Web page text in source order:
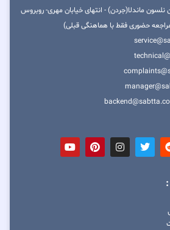
نلسون ماندلا(جردن) - انتهای خیابان مهری- روبروس
حضوری فقط با هماهنگی قبلی)